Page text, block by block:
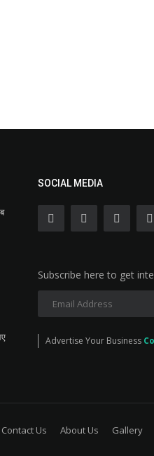
SOCIAL MEDIA
Subscribe here to get
Advertise Your Business
Contact Us About Us Gallery